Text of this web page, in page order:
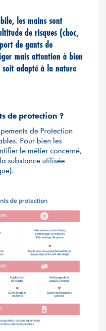
les mains sont
de risques (choc,
de gants de
mais attention à bien
adapté à la nature
de protection ?
de Protection
Pour bien les
le métier concerné,
substance utilisée